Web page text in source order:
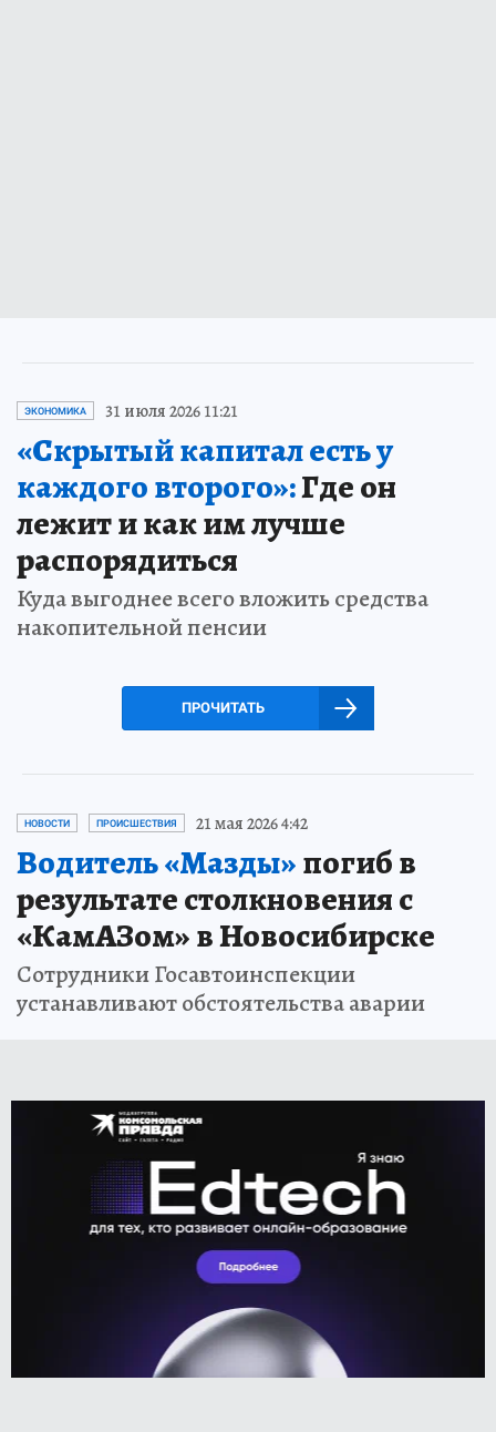
ЭКОНОМИКА 31 июля 2026 11:21
«Скрытый капитал есть у
каждого второго»:Где он
лежит и как им лучше
распорядиться
Куда выгоднее всего вложить средства
накопительной пенсии
ПРОЧИТАТЬ
НОВОСТИ ПРОИСШЕСТВИЯ 21 мая 2026 4:42
Водитель «Мазды»погиб в
результате столкновения с
«КамАЗом» в Новосибирске
Сотрудники Госавтоинспекции
устанавливают обстоятельства аварии